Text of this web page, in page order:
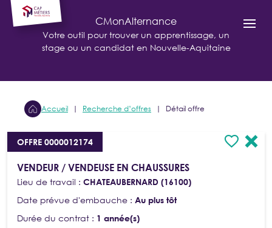
CMonAlternance
Votre outil pour trouver un apprentissage, un
stage ou un candidat en Nouvelle-Aquitaine
Accueil Recherche d’offres Détail offre
OFFRE 0000012174
VENDEUR / VENDEUSE EN CHAUSSURES
Lieu de travail : CHATEAUBERNARD (16100)
Date prévue d'embauche : Au plus tôt
Durée du contrat : 1 année(s)